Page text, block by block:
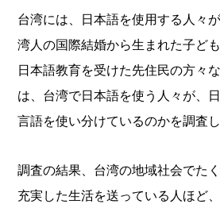
台湾には、日本語を使用する人々
湾人の国際結婚から生まれた子ど
日本語教育を受けた先住民の方々
は、台湾で日本語を使う人々が、
言語を使い分けているのかを調査し
調査の結果、台湾の地域社会でた
充実した生活を送っている人ほど